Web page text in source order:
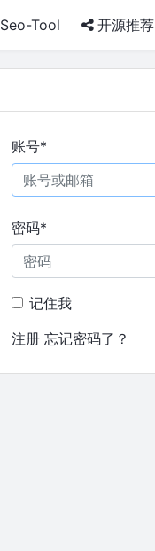
Seo-Tool 开源推荐
账号*
密码*
记住我
注册 忘记密码了？